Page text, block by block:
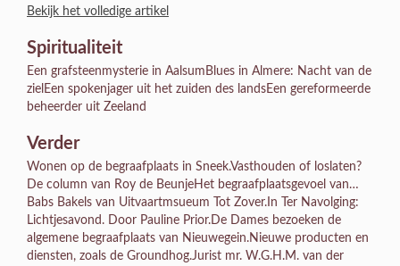
Bekijk het volledige artikel
Spiritualiteit
Een grafsteenmysterie in AalsumBlues in Almere: Nacht van de
zielEen spokenjager uit het zuiden des landsEen gereformeerde
beheerder uit Zeeland
Verder
Wonen op de begraafplaats in Sneek.Vasthouden of loslaten?
De column van Roy de BeunjeHet begraafplaatsgevoel van…
Babs Bakels van Uitvaartmsueum Tot Zover.In Ter Navolging:
Lichtjesavond. Door Pauline Prior.De Dames bezoeken de
algemene begraafplaats van Nieuwegein.Nieuwe producten en
diensten, zoals de Groundhog.Jurist mr. W.G.H.M. van der